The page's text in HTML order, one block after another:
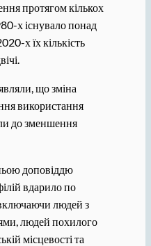
протягом кількох
х існувало понад
х їх кількість
що зміна
використання
до зменшення
доповіддю
вдарило по
людей з
людей похилого
місцевості та